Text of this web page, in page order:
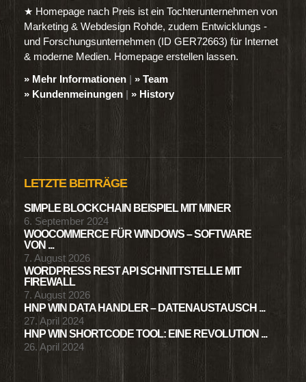
★ Homepage nach Preis ist ein Tochterunternehmen von
Marketing & Webdesign Rohde, zudem Entwicklungs -
und Forschungsunternehmen (ID GER72663) für Internet
& moderne Medien. Homepage erstellen lassen.
» Mehr Informationen | » Team
» Kundenmeinungen | » History
LETZTE BEITRÄGE
SIMPLE BLOCKCHAIN BEISPIEL MIT MINER
6. September 2024
WOOCOMMERCE FÜR WINDOWS – SOFTWARE
VON ...
7. August 2026
WORDPRESS REST API SCHNITTSTELLE MIT
FIREWALL
7. August 2026
HNP WIN DATA HANDLER – DATENAUSTAUSCH ...
27. April 2024
HNP WIN SHORTCODE TOOL: EINE REVOLUTION ...
26. April 2024